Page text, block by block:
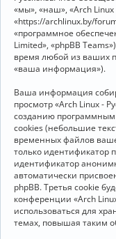
и
«мы», «наш», «Arch
«https://archlinux.by/
«программное
Limited», «phpBB
время любой из ваших
«ваша информация»).
Ваша информация
просмотр «Arch Linux -
созданию программным
cookies (небольшие
временных файлов
только идентификатор
идентификатор
автоматически
phpBB. Третья cookie
конференции «Arch
использоваться для
темах, повышая таким